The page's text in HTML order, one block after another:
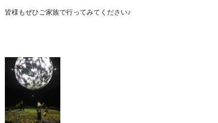
皆様もぜひご家族で行ってみてください♪